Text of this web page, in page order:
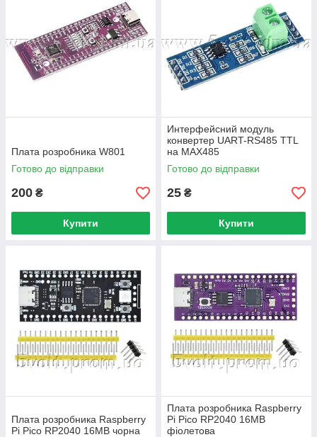
Плата розробника W801
Готово до відправки
200 ₴
Купити
Интерфейсний модуль
конвертер UART-RS485 TTL
на MAX485
Готово до відправки
25 ₴
Купити
Плата розробника Raspberry
Pi Pico RP2040 16MB чорна
Плата розробника Raspberry
Pi Pico RP2040 16MB
фіолетова